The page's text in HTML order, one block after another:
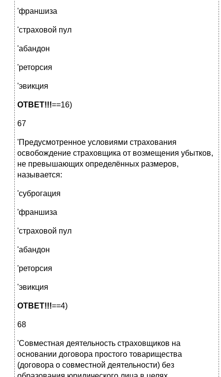
'франшиза
'страховой пул
'абандон
'реторсия
'эвикция
ОТВЕТ!!!==16)
67
'Предусмотренное условиями страхования
освобождение страховщика от возмещения убытков,
не превышающих определённых размеров,
называется:
'суброгация
'франшиза
'страховой пул
'абандон
'реторсия
'эвикция
ОТВЕТ!!!==4)
68
'Совместная деятельность страховщиков на
основании договора простого товарищества
(договора о совместной деятельности) без